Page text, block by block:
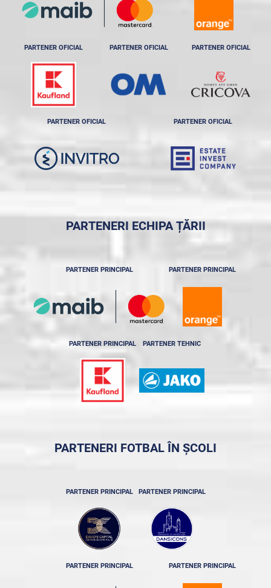
PARTENER OFICIAL PARTENER OFICIAL PARTENER OFICIAL
PARTENER OFICIAL PARTENER OFICIAL
PARTENERI ECHIPA ȚĂRII
PARTENER PRINCIPAL PARTENER PRINCIPAL
PARTENER PRINCIPAL PARTENER TEHNIC
PARTENERI FOTBAL ÎN ȘCOLI
PARTENER PRINCIPAL PARTENER PRINCIPAL
PARTENER PRINCIPAL PARTENER PRINCIPAL